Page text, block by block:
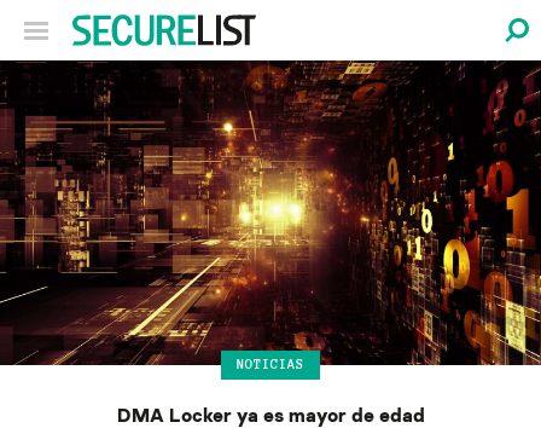
NOTICIAS
DMA Locker ya es mayor de edad